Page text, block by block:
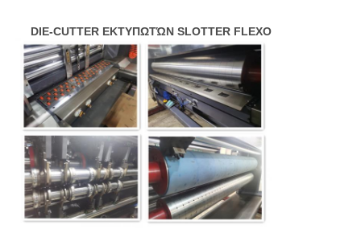
DIE-CUTTER ΕΚΤΥΠΩΤΏΝ SLOTTER FLEXO